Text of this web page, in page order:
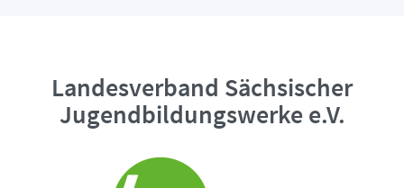
Landesverband Sächsischer
Jugendbildungswerke e.V.